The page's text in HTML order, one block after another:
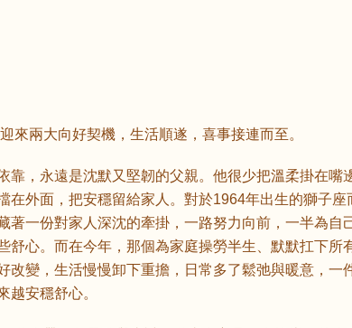
來兩大向好契機，生活順遂，喜事接連而至。
靠，永遠是沈默又堅韌的父親。他很少把溫柔掛在嘴
在外面，把安穩留給家人。對於1964年出生的獅子座
著一份對家人深沈的牽掛，一路努力向前，一半為自
舒心。而在今年，那個為家庭操勞半生、默默扛下所
改變，生活慢慢卸下重擔，日常多了鬆弛與暖意，一
越安穩舒心。